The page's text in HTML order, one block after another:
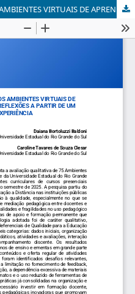
AVALIAÇÃO QUALITATIVA DOS AMBIENTES VIRTUAIS DE APRENDIZAGEM NA UERGS: REFLEXÕES A PARTIR DE UM RELATO DE EXPERIÊNCIA